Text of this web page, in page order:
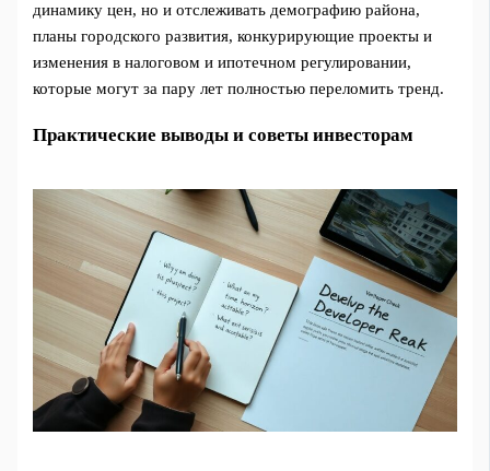
динамику цен, но и отслеживать демографию района,
планы городского развития, конкурирующие проекты и
изменения в налоговом и ипотечном регулировании,
которые могут за пару лет полностью переломить тренд.
Практические выводы и советы инвесторам